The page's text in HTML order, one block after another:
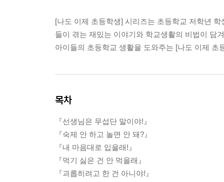
[나도 이제 초등학생] 시리즈는 초등학교 저학년
들이 겪는 재밌는 이야기와 학교생활의 비법이 담
아이들의 초등학교 생활을 도와주는 [나도 이제 초
목차
『선생님은 무섭단 말이야!』
『숙제 안 하고 놀면 안 돼?』
『내 마음대로 입을래!』
『먹기 싫은 건 안 먹을래』
『괴롭히려고 한 건 아니야!』